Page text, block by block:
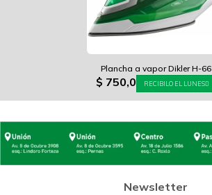
Plancha a vapor Dikler H-66
$ 750,0 RECIBILO EL LUNES
Newsletter